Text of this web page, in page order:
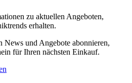
zu aktuellen Angeboten,
erhalten.
News und Angebote abonnieren,
für Ihren nächsten Einkauf.